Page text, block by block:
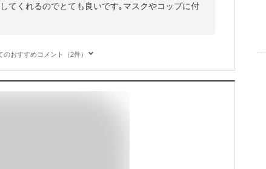
てくれるのでとても良いです｡マスクやコップに付
のおすすめコメント（2件）